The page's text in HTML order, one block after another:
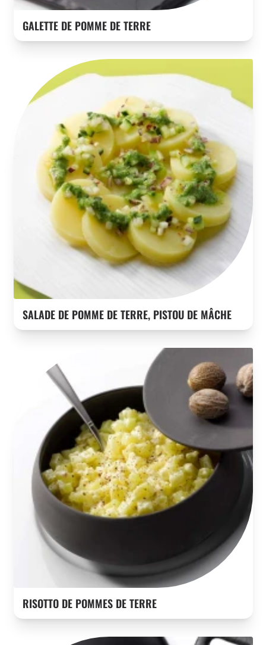
GALETTE DE POMME DE TERRE
SALADE DE POMME DE TERRE, PISTOU DE MÂCHE
RISOTTO DE POMMES DE TERRE